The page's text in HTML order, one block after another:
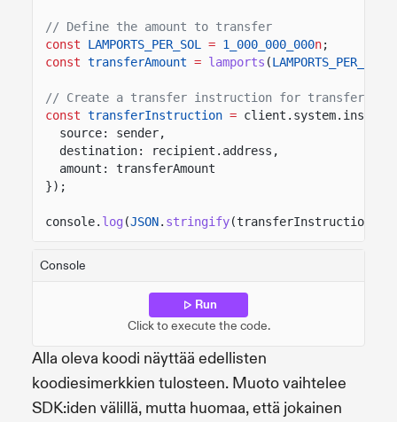
// Define the amount to transfer
const
LAMPORTS_PER_SOL = 1_000_000_000n;
const transferAmount = lamports (LAMPORTS_PER_SOL
// Create a transfer instruction for transferring
const transferInstruction =
source: sender,
destination: recipient.address,
amount: transferAmount
});
console. log (JSON. stringify(transferInstruction,
Console
Run
Click to execute the code.
Alla oleva koodi näyttää edellisten
koodiesimerkkien tulosteen. Muoto vaihtelee
SDK:iden välillä, mutta huomaa, että jokainen